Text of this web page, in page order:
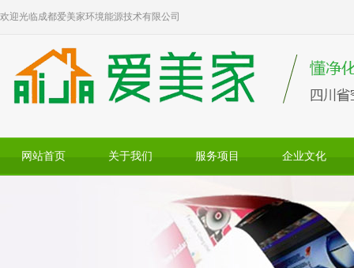
欢迎光临成都爱美家环境能源技术有限公司
网站首页 关于我们 服务项目 企业文化